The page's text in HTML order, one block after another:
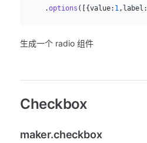
      .
options ([{value: 1 ,label:
生成一个 radio 组件
Checkbox
maker.checkbox